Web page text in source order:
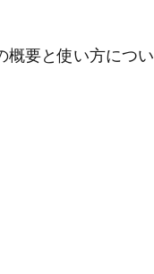
概要と使い方につい